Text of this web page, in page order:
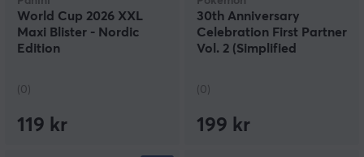
World Cup 2026 XXL
Maxi Blister - Nordic
Edition
(0)
119 kr
30th Anniversary
Celebration First Partner
Vol. 2 (Simplified
(0)
199 kr